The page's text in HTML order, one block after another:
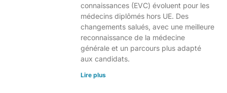
connaissances (EVC) évoluent pour les
médecins diplômés hors UE. Des
changements salués, avec une meilleure
reconnaissance de la médecine
générale et un parcours plus adapté
aux candidats.
Lire plus